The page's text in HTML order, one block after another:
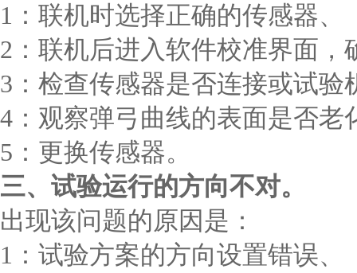
1：联机时选择正确的传感器、
2：联机后进入软件校准界面
3：检查传感器是否连接或试
4：观察弹弓曲线的表面是否
5：更换传感器。
三、试验运行的方向不对。
出现该问题的原因是：
1：试验方案的方向设置错误、